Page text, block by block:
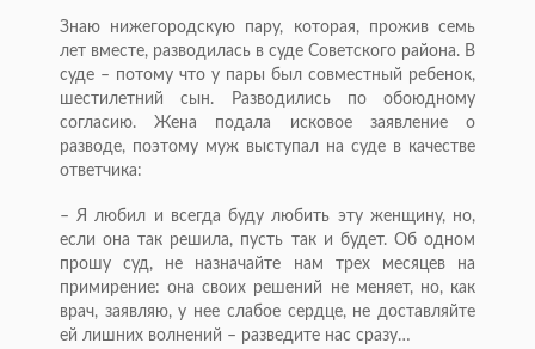
Знаю нижегородскую пару, которая, прожив семь
лет вместе, разводилась в суде Советского района. В
суде – потому что у пары был совместный ребенок,
шестилетний сын. Разводились по обоюдному
согласию. Жена подала исковое заявление о
разводе, поэтому муж выступал на суде в качестве
ответчика:
– Я любил и всегда буду любить эту женщину, но,
если она так решила, пусть так и будет. Об одном
прошу суд, не назначайте нам трех месяцев на
примирение: она своих решений не меняет, но, как
врач, заявляю, у нее слабое сердце, не доставляйте
ей лишних волнений – разведите нас сразу…